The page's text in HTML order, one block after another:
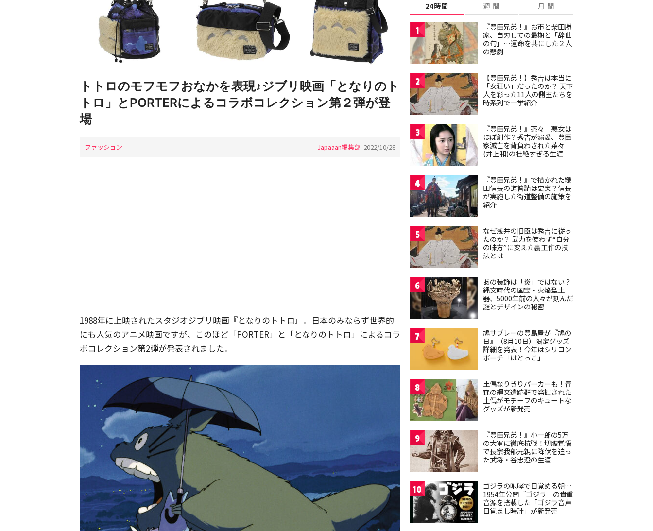
トトロのモフモフおなかを表現♪ジブリ映画「となりのト
トロ」とPORTERによるコラボコレクション第２弾が登
場
ファッション Japaaan編集部 2022/10/28
1988年に上映されたスタジオジブリ映画『となりのトトロ』。日本のみならず世界的
にも人気のアニメ映画ですが、このほど「PORTER」と「となりのトトロ」によるコラ
ボコレクション第2弾が発表されました。
24時間 週 間 月 間
1
『豊臣兄弟！』お市と柴田勝
家、自刃しての最期と「辞世
の句」…運命を共にした２人
の悲劇
2
【豊臣兄弟！】秀吉は本当に
「女狂い」だったのか？ 天下
人を彩った11人の側室たちを
時系列で一挙紹介
3
『豊臣兄弟！』茶々＝悪女は
ほぼ創作？秀吉が溺愛、豊臣
家滅亡を背負わされた茶々
(井上和)の壮絶すぎる生涯
4
『豊臣兄弟！』で描かれた織
田信長の道普請は史実？信長
が実施した街道整備の施策を
紹介
5
なぜ浅井の旧臣は秀吉に従っ
たのか？ 武力を使わず“自分
の味方”に変えた裏工作の技
法とは
6
あの装飾は「炎」ではない？
縄文時代の国宝・火焔型土
器、5000年前の人々が刻んだ
謎とデザインの秘密
7
鳩サブレーの豊島屋が『鳩の
日』（8月10日）限定グッズ
詳細を発表！今年はシリコン
ポーチ「はとっこ」
8
土偶なりきりパーカーも！青
森の縄文遺跡群で発掘された
土偶がモチーフのキュートな
グッズが新発売
9
『豊臣兄弟！』小一郎の5万
の大軍に徹底抗戦！切腹覚悟
で長宗我部元親に降伏を迫っ
た武将・谷忠澄の生涯
10
ゴジラの咆哮で目覚める朝…
1954年公開『ゴジラ』の貴重
音源を搭載した「ゴジラ音声
目覚まし時計」が新発売